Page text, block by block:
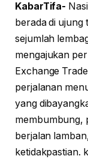
KabarTifa-
berada di ujung
sejumlah
mengajukan
Exchange
perjalanan
yang
membumbung,
berjalan
ketidakpastian.